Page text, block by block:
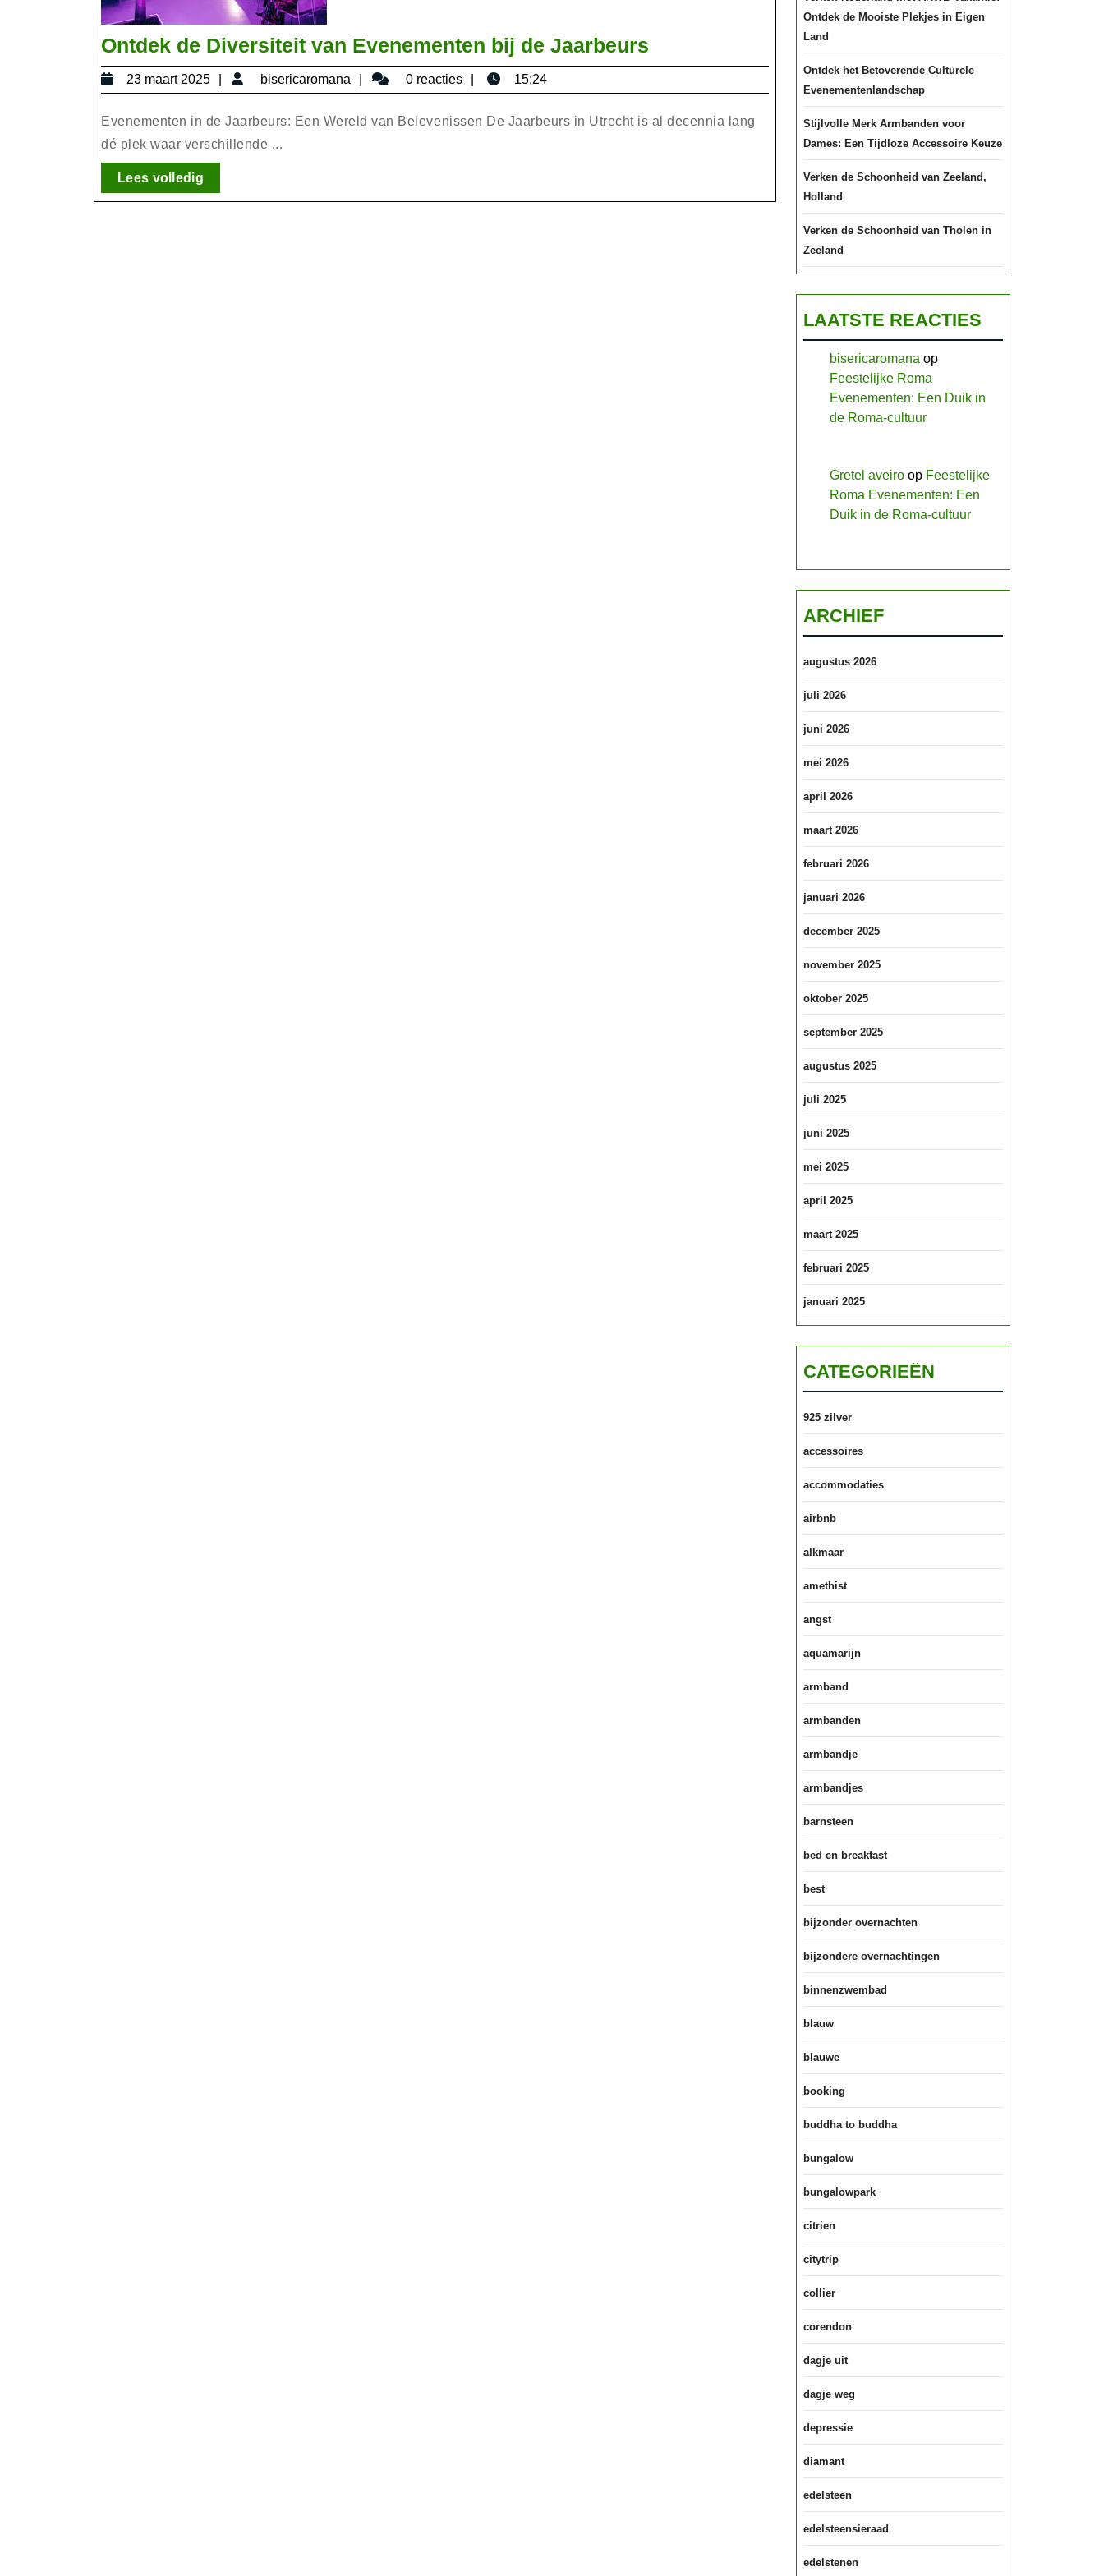
Ontdek de Diversiteit van Evenementen bij de Jaarbeurs
de
Diversiteit
van
23 maart 2025
23
maart
2025
bisericaromana bisericaromana
0 reacties 15:24
Evenementen in de Jaarbeurs: Een Wereld van Belevenissen De Jaarbeurs in Utrecht is al decennia lang
dé plek waar verschillende ...
Lees volledigLees
volledig
Ontdek de Mooiste Plekjes in Eigen
Land
Ontdek het Betoverende Culturele
Evenementenlandschap
Stijlvolle Merk Armbanden voor
Dames: Een Tijdloze Accessoire Keuze
Verken de Schoonheid van Zeeland,
Holland
Verken de Schoonheid van Tholen in
Zeeland
LAATSTE REACTIES
bisericaromana op
Feestelijke Roma
Evenementen: Een Duik in
de Roma-cultuur
Gretel aveiro op Feestelijke
Roma Evenementen: Een
Duik in de Roma-cultuur
ARCHIEF
augustus 2026
juli 2026
juni 2026
mei 2026
april 2026
maart 2026
februari 2026
januari 2026
december 2025
november 2025
oktober 2025
september 2025
augustus 2025
juli 2025
juni 2025
mei 2025
april 2025
maart 2025
februari 2025
januari 2025
CATEGORIEËN
925 zilver
accessoires
accommodaties
airbnb
alkmaar
amethist
angst
aquamarijn
armband
armbanden
armbandje
armbandjes
barnsteen
bed en breakfast
best
bijzonder overnachten
bijzondere overnachtingen
binnenzwembad
blauw
blauwe
booking
buddha to buddha
bungalow
bungalowpark
citrien
citytrip
collier
corendon
dagje uit
dagje weg
depressie
diamant
edelsteen
edelsteensieraad
edelstenen